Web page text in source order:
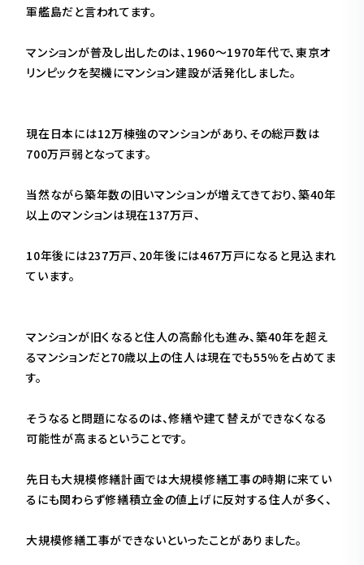
軍艦島だと言われてます。
マンションが普及し出したのは、1960〜1970年代で、東京オ
リンピックを契機にマンション建設が活発化しました。
現在日本には12万棟強のマンションがあり、その総戸数は
700万戸弱となってます。
当然ながら築年数の旧いマンションが増えてきており、築40年
以上のマンションは現在137万戸、
10年後には237万戸、20年後には467万戸になると見込まれ
ています。
マンションが旧くなると住人の高齢化も進み、築40年を超え
るマンションだと70歳以上の住人は現在でも55%を占めてま
す。
そうなると問題になるのは、修繕や建て替えができなくなる
可能性が高まるということです。
先日も大規模修繕計画では大規模修繕工事の時期に来てい
るにも関わらず修繕積立金の値上げに反対する住人が多く、
大規模修繕工事ができないといったことがありました。